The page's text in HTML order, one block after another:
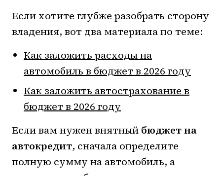
Если хотите глубже разобрать сторону
владения, вот два материала по теме:
Как заложить расходы на
автомобиль в бюджет в 2026 году
Как заложить автострахование в
бюджет в 2026 году
Если вам нужен внятный бюджет на
автокредит, сначала определите
полную сумму на автомобиль, а